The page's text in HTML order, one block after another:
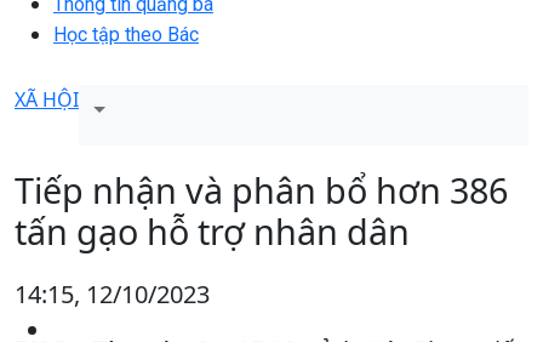
Học tập theo Bác
XÃ HỘI
Tiếp nhận và phân bổ hơn 386
tấn gạo hỗ trợ nhân dân
14:15, 12/10/2023